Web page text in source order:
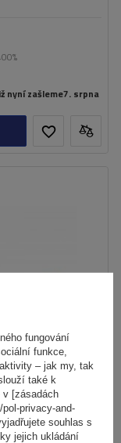
nyní zašleme7. srpna
tradiční a
fungování
funkce,
– jak my, tak
také k
v [zásadách
privacy-and-
souhlas s
jejich ukládání